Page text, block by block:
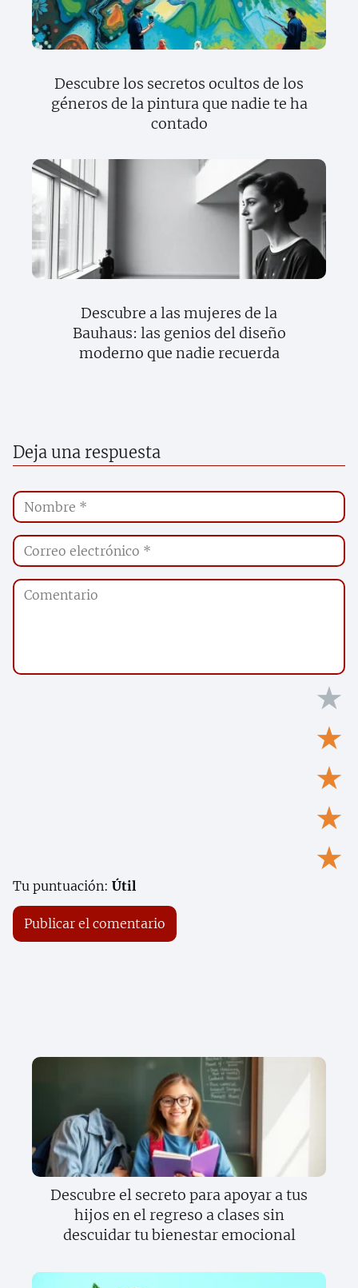
Descubre los secretos ocultos de los
géneros de la pintura que nadie te ha
contado
Descubre a las mujeres de la
Bauhaus: las genios del diseño
moderno que nadie recuerda
Deja una respuesta
★
★
★
★
★
Tu puntuación: Útil
Descubre el secreto para apoyar a tus
hijos en el regreso a clases sin
descuidar tu bienestar emocional